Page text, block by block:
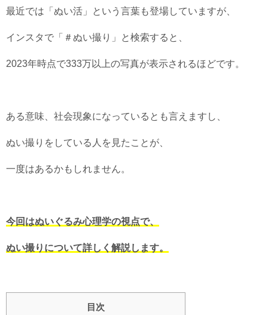
最近では「ぬい活」という言葉も登場していますが、
インスタで「＃ぬい撮り」と検索すると、
2023年時点で333万以上の写真が表示されるほどです。
ある意味、社会現象になっているとも言えますし、
ぬい撮りをしている人を見たことが、
一度はあるかもしれません。
今回はぬいぐるみ心理学の視点で、
ぬい撮りについて詳しく解説します。
目次